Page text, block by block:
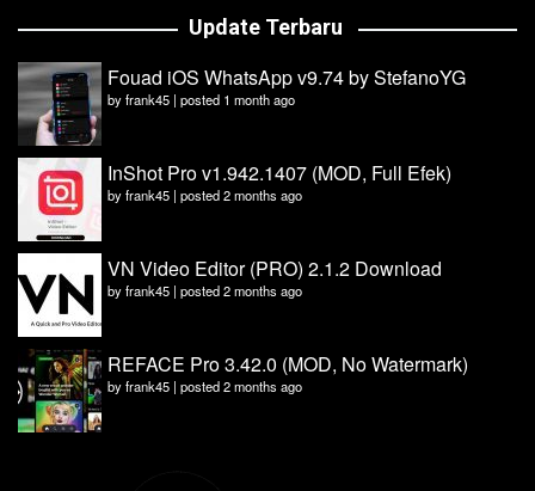
Update Terbaru
Fouad iOS WhatsApp v9.74 by StefanoYG
byfrank45 | posted 1 month ago
InShot Pro v1.942.1407 (MOD, Full Efek)
byfrank45 | posted 2 months ago
VN Video Editor (PRO) 2.1.2 Download
byfrank45 | posted 2 months ago
REFACE Pro 3.42.0 (MOD, No Watermark)
byfrank45 | posted 2 months ago